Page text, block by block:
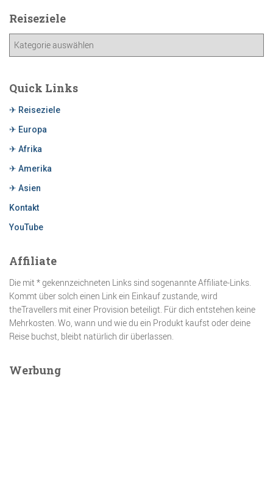
Reiseziele
Quick Links
✈ Reiseziele
✈ Europa
✈ Afrika
✈ Amerika
✈ Asien
Kontakt
YouTube
Affiliate
Die mit * gekennzeichneten Links sind sogenannte Affiliate-Links.
Kommt über solch einen Link ein Einkauf zustande, wird
theTravellers mit einer Provision beteiligt. Für dich entstehen keine
Mehrkosten. Wo, wann und wie du ein Produkt kaufst oder deine
Reise buchst, bleibt natürlich dir überlassen.
Werbung